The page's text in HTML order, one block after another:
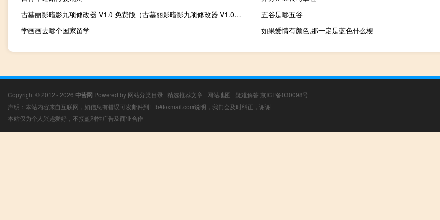
古墓丽影暗影九项修改器 V1.0 免费版（古墓丽影暗影九项修改器 V1.0 免费版功能简介）
五谷是哪五谷
学画画去哪个国家留学
如果爱情有颜色,那一定是蓝色什么梗
Copyright © 2012 - 2026 中营网 Powered by 网站分类目录 | 精选推荐文章 | 网站地图 | 疑难解答 京ICP备030098号
声明：本站内容来自互联网，如信息有错误可发邮件到f_fb#foxmail.com说明，我们会及时纠正，谢谢
本站仅为个人兴趣爱好，不接盈利性广告及商业合作